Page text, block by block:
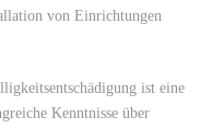
von Einrichtungen
ist eine
Kenntnisse über